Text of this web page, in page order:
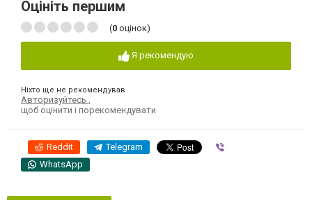
Оцініть першим
(0 оцінок)
Я рекомендую
Ніхто ще не рекомендував
Авторизуйтесь
щоб оцінити і порекомендувати
Reddit Telegram
WhatsApp